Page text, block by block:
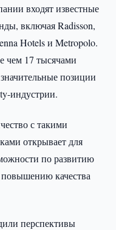
входят известные
включая Radisson,
Hotels и Metropolo.
чем 17 тысячами
позиции
индустрии.
с такими
открывает для
по развитию
качества
перспективы